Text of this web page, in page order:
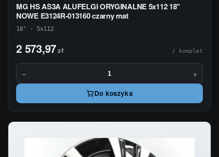
MG HS AS3A ALUFELGI ORYGINALNE 5x112 18"
NOWE E3124R-013160 czarny mat
18" · 5x112
2 573,97zł / komplet
− +
Do koszyka